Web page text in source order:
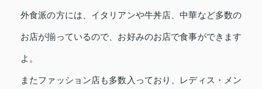
外食派の方には、イタリアンや牛丼店、中華など多数の
お店が揃っているので、お好みのお店で食事ができます
よ。
またファッション店も多数入っており、レディス・メン